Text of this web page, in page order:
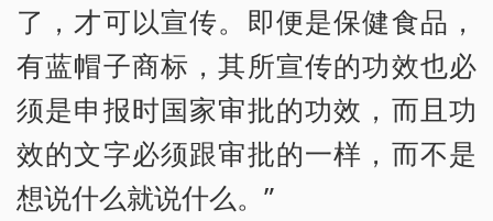
了，才可以宣传。即便是保健食品，
有蓝帽子商标，其所宣传的功效也必
须是申报时国家审批的功效，而且功
效的文字必须跟审批的一样，而不是
想说什么就说什么。”